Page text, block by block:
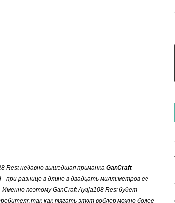
Rest недавно вышедшая приманка GanCraft
при разнице в длине в двадцать миллиметров ее
Именно поэтому GanCraft Ayuja108 Rest будет
как тягать этот воблер можно более